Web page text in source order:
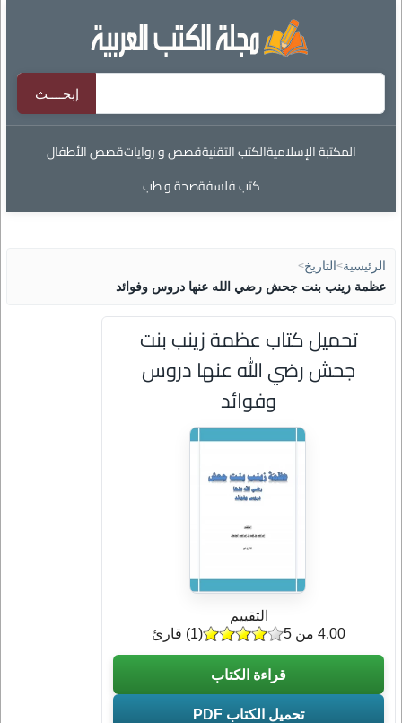
المكتبة الإسلاميةالكتب التقنيةقصص و رواياتقصص الأطفال
كتب فلسفةصحة و طب
الرئيسية> التاريخ>
عظمة زينب بنت جحش رضي الله عنها دروس وفوائد
تحميل كتاب عظمة زينب بنت
جحش رضي الله عنها دروس
وفوائد
التقييم
(
1) قارئ 4.00 من 5
قراءة الكتاب
تحميل الكتاب PDF